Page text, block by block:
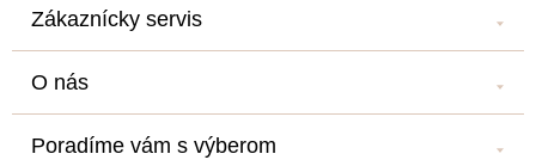
Zákaznícky servis
Doprava a platba
O nás
Poradíme vám s výberom